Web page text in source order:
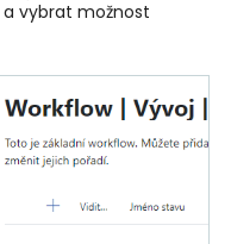
vybrat možnost